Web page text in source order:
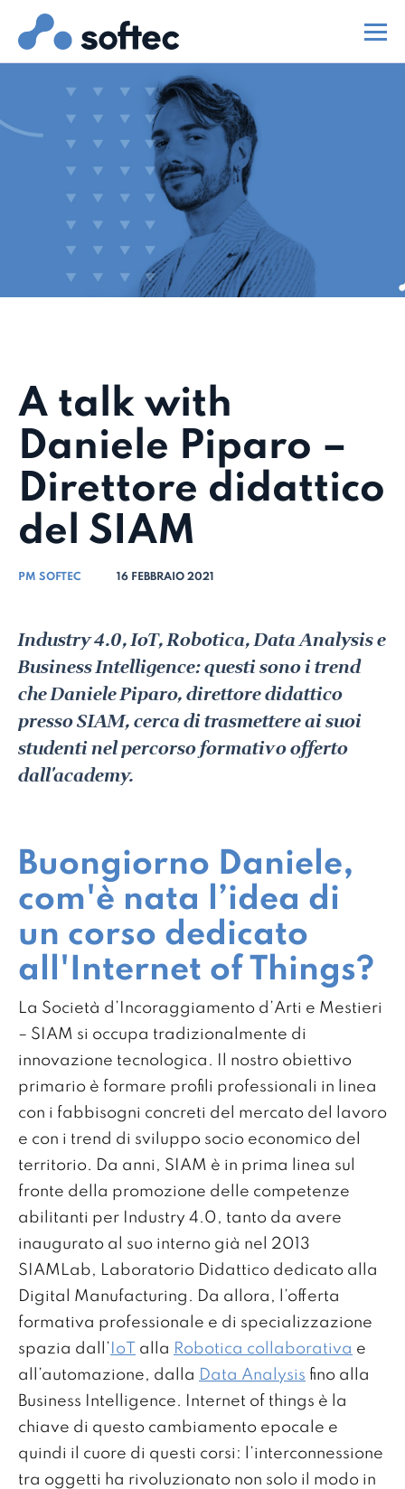
A talk with
Daniele Piparo –
Direttore didattico
del SIAM
PM SOFTEC 16 FEBBRAIO 2021
Industry 4.0, IoT, Robotica, Data Analysis e
Business Intelligence: questi sono i trend
che Daniele Piparo, direttore didattico
presso SIAM, cerca di trasmettere ai suoi
studenti nel percorso formativo offerto
dall'academy.
Buongiorno Daniele,
com'è nata l’idea di
un corso dedicato
all'Internet of Things?
La Società d’Incoraggiamento d’Arti e Mestieri
– SIAM si occupa tradizionalmente di
innovazione tecnologica. Il nostro obiettivo
primario è formare profili professionali in linea
con i fabbisogni concreti del mercato del lavoro
e con i trend di sviluppo socio economico del
territorio. Da anni, SIAM è in prima linea sul
fronte della promozione delle competenze
abilitanti per Industry 4.0, tanto da avere
inaugurato al suo interno già nel 2013
SIAMLab, Laboratorio Didattico dedicato alla
Digital Manufacturing. Da allora, l’offerta
formativa professionale e di specializzazione
spazia dall’ IoT alla Robotica collaborativa e
all’automazione, dalla Data Analysis fino alla
Business Intelligence. Internet of things è la
chiave di questo cambiamento epocale e
quindi il cuore di questi corsi: l’interconnessione
tra oggetti ha rivoluzionato non solo il modo in